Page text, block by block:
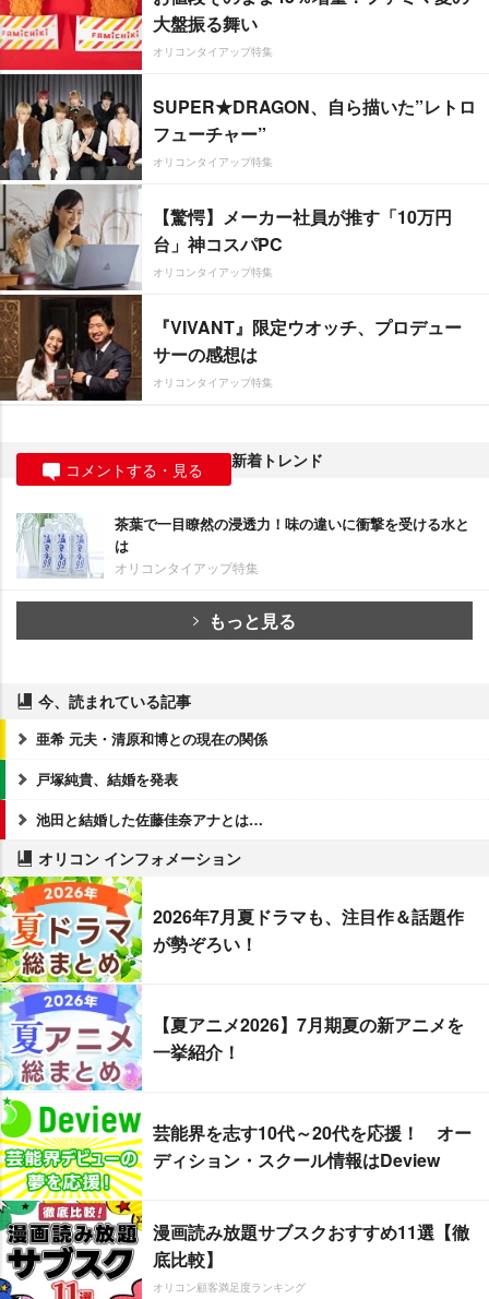
大盤振る舞い
オリコンタイアップ特集
SUPER★DRAGON、自ら描いた”レトロ
フューチャー”
オリコンタイアップ特集
【驚愕】メーカー社員が推す「10万円
台」神コスパPC
オリコンタイアップ特集
『VIVANT』限定ウオッチ、プロデュー
サーの感想は
オリコンタイアップ特集
コメントする・見る 新着トレンド
茶葉で一目瞭然の浸透力！味の違いに衝撃を受ける水と
は
オリコンタイアップ特集
もっと見る
今、読まれている記事
亜希 元夫・清原和博との現在の関係
戸塚純貴、結婚を発表
池田と結婚した佐藤佳奈アナとは…
オリコン インフォメーション
2026年7月夏ドラマも、注目作＆話題作
が勢ぞろい！
【夏アニメ2026】7月期夏の新アニメを
一挙紹介！
芸能界を志す10代～20代を応援！ オー
ディション・スクール情報はDeview
漫画読み放題サブスクおすすめ11選【徹
底比較】
オリコン顧客満足度ランキング